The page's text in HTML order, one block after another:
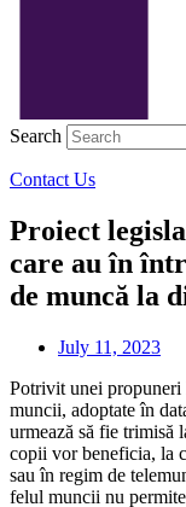
Search
Contact Us
Proiect
care au în
de muncă la
July 11, 2023
Potrivit unei
muncii, adoptate în
urmează să fie trimisă
copii vor beneficia, la
sau în regim de
felul muncii nu